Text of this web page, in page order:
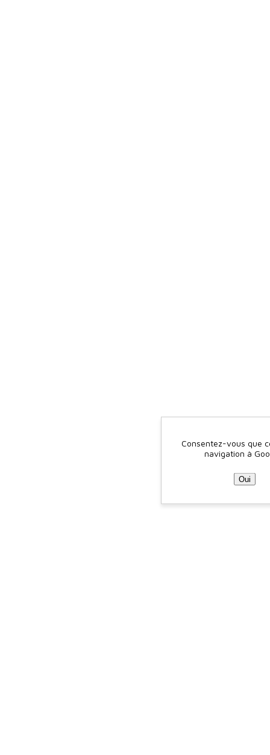
Consentez-vous que
navigation à
Oui